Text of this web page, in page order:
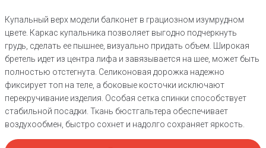
Купальный верх модели балконет в грациозном изумрудном
цвете. Каркас купальника позволяет выгодно подчеркнуть
грудь, сделать ее пышнее, визуально придать объем. Широкая
бретель идет из центра лифа и завязывается на шее, может быть
полностью отстегнута. Селиконовая дорожка надежно
фиксирует топ на теле, а боковые косточки исключают
перекручивание изделия. Особая сетка спинки способствует
стабильной посадки. Ткань бюстгальтера обеспечивает
воздухообмен, быстро сохнет и надолго сохраняет яркость.